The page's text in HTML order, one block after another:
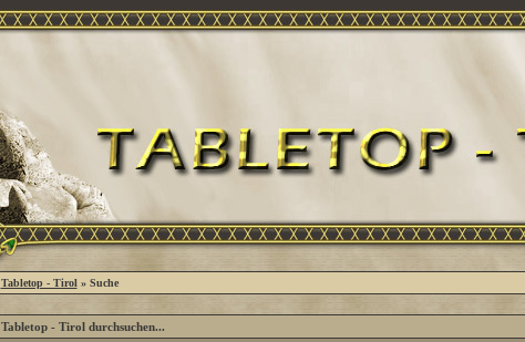
Tabletop - Tirol » Suche
Tabletop - Tirol durchsuchen...